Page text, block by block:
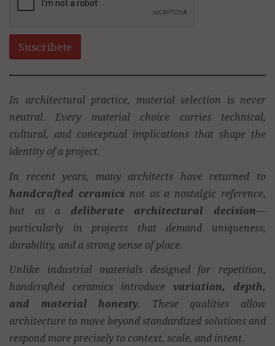
Suscríbete
In architectural practice, material selection is never
neutral. Every material choice carries technical,
cultural, and conceptual implications that shape the
identity of a project.
In recent years, many architects have returned to
handcrafted ceramicsnot as a nostalgic reference,
but as a deliberate architectural decision—
particularly in projects that demand uniqueness,
durability, and a strong sense of place.
Unlike industrial materials designed for repetition,
handcrafted ceramics introduce variation, depth,
and material honesty. These qualities allow
architecture to move beyond standardized solutions and
respond more precisely to context, scale, and intent.